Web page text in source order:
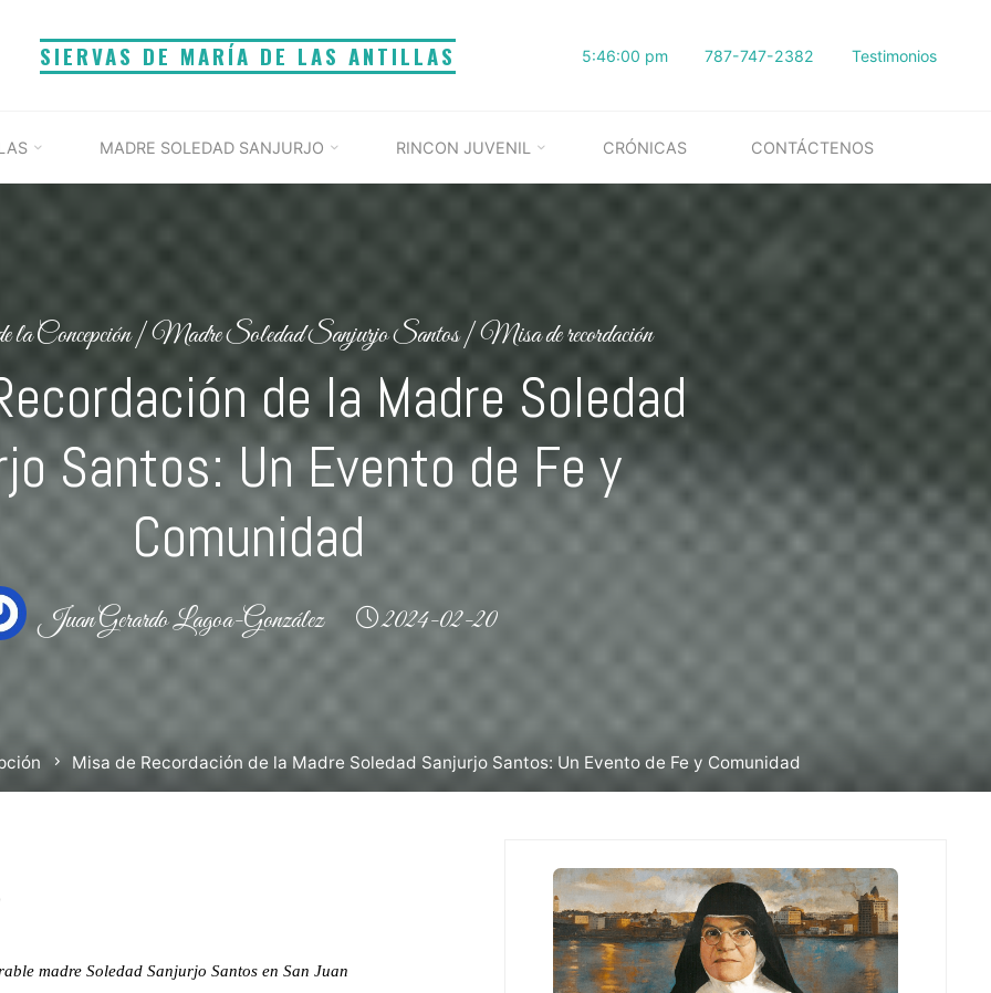
SIERVAS DE MARÍA DE LAS ANTILLAS 5:46:01 pm 787-747-2382 Testimonios
MADRE SOLEDAD SANJURJO RINCON JUVENIL CRÓNICAS CONTÁCTENOS
Concepción|Madre Soledad Sanjurjo Santos|Misa de recordación
de la Madre Soledad
Santos: Un Evento de Fe y
Comunidad
Juan Gerardo Lagoa-González 2024-02-20
Misa de Recordación de la Madre Soledad Sanjurjo Santos: Un Evento de Fe y Comunidad
madre Soledad Sanjurjo Santos en San Juan